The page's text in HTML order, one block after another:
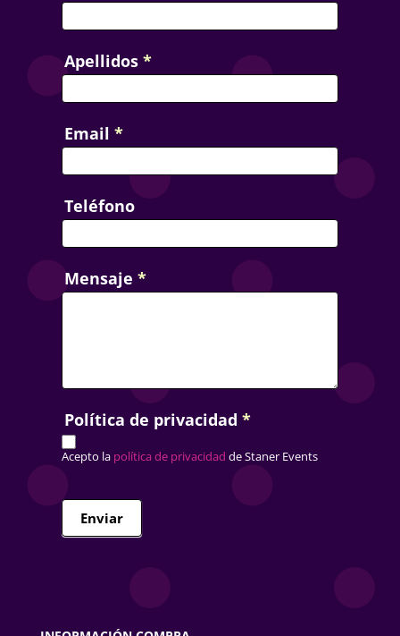
Apellidos *
Email *
Teléfono
Mensaje *
Política de privacidad *
Acepto lapolítica de privacidad de Staner Events
Enviar